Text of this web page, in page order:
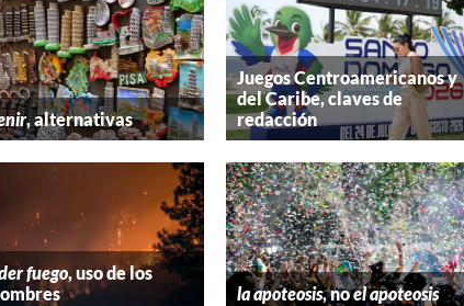
, alternativas
Juegos Centroamericanos y
del Caribe, claves de
redacción
fuego, uso de los
la apoteosis, noel apoteosis